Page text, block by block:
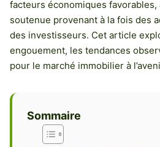
facteurs économiques favorables,
soutenue provenant à la fois des
des investisseurs. Cet article
engouement, les tendances
pour le marché immobilier à
Sommaire